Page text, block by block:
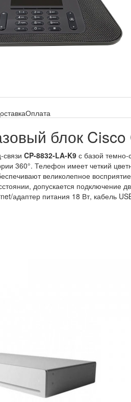
Оплата
блок
CP-8832-LA-K9 с базой
360°. Телефон имеет четкий
великолепное
допускается подключение
адаптер питания 18 Вт, кабель